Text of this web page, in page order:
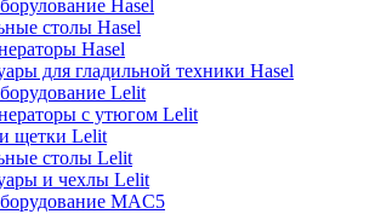
Hasel
столы Hasel
Hasel
для гладильной техники Hasel
Lelit
с утюгом Lelit
щетки Lelit
столы Lelit
и чехлы Lelit
MAC5